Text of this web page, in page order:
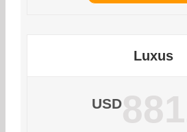
Luxus
USD